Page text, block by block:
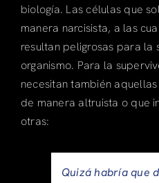
biología. Las células que
manera narcisista, a las
resultan peligrosas para la
organismo. Para la
necesitan también
de manera altruista o que
otras:
Quizá habría que